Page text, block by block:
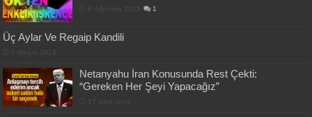
1
Üç Aylar Ve Regaip Kandili
Netanyahu İran Konusunda Rest Çekti:
“Gereken Her Şeyi Yapacağız”